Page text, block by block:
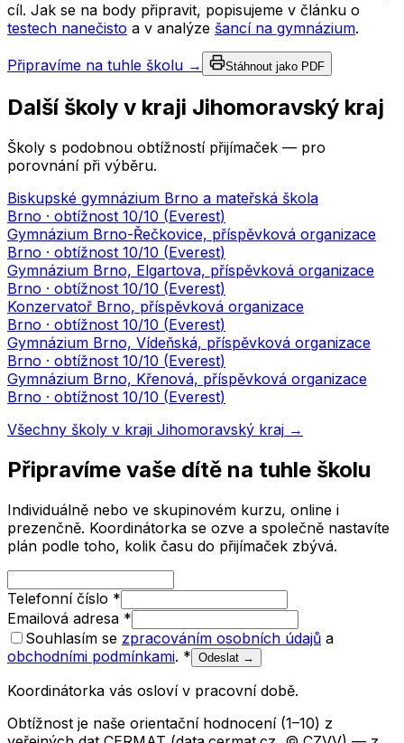
cíl. Jak se na body připravit, popisujeme v článku o
testech nanečisto a v analýze šancí na gymnázium.
Připravíme na tuhle školu → Stáhnout jako PDF
Další školy v kraji Jihomoravský kraj
Školy s podobnou obtížností přijímaček — pro
porovnání při výběru.
Biskupské gymnázium Brno a mateřská škola
Brno · obtížnost 10/10 (Everest)
Gymnázium Brno-Řečkovice, příspěvková organizace
Brno · obtížnost 10/10 (Everest)
Gymnázium Brno, Elgartova, příspěvková organizace
Brno · obtížnost 10/10 (Everest)
Konzervatoř Brno, příspěvková organizace
Brno · obtížnost 10/10 (Everest)
Gymnázium Brno, Vídeňská, příspěvková organizace
Brno · obtížnost 10/10 (Everest)
Gymnázium Brno, Křenová, příspěvková organizace
Brno · obtížnost 10/10 (Everest)
Všechny školy v kraji Jihomoravský kraj →
Připravíme vaše dítě na tuhle školu
Individuálně nebo ve skupinovém kurzu, online i
prezenčně. Koordinátorka se ozve a společně nastavíte
plán podle toho, kolik času do přijímaček zbývá.
Telefonní číslo *
Emailová adresa *
Souhlasím se zpracováním osobních údajů a
obchodními podmínkami. * Odeslat →
Koordinátorka vás osloví v pracovní době.
Obtížnost je naše orientační hodnocení (1–10) z